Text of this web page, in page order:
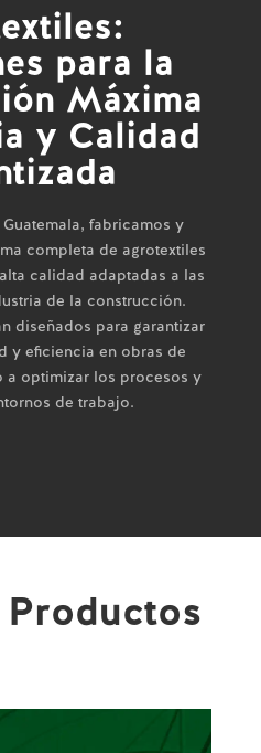
para la
Máxima
y Calidad
fabricamos y
completa de agrotextiles
calidad adaptadas a las
de la construcción.
diseñados para garantizar
y eficiencia en obras de
a optimizar los procesos y
de trabajo.